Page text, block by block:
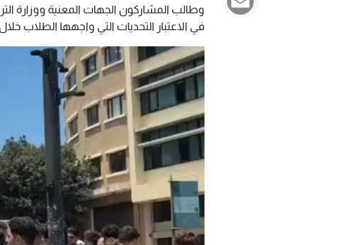
وطالب المشاركون الجهات المعنية ووزارة
في الاعتبار التحديات التي واجهها الطلاب